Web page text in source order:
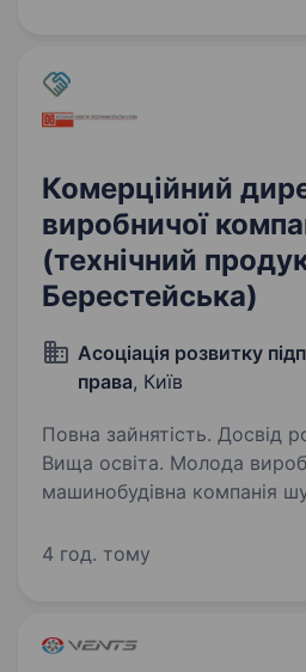
Комерційний
виробничої
(технічний
Берестейська)
Асоціація розвитку
права, Київ
Повна зайнятість. Досвід
Вища освіта. Молода виробнича
машинобудівна компанія
директора. Якщо продажі — це твоє,
4 год. тому